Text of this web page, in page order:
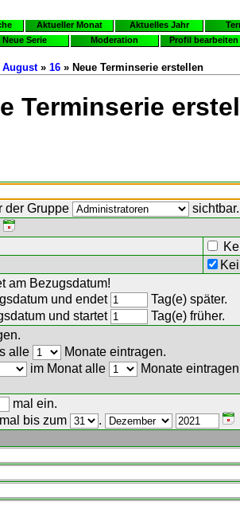
Aktueller Monat Aktuelles Jahr
Neue Serie Moderation Profil bearbeiten
August» 16 » Neue Terminserie erstellen
Terminserie
der Gruppe
am Bezugsdatum!
und endet
Tag(e) später.
und startet
Tag(e) früher.
alle
Monate eintragen.
im Monat alle
Monate
mal ein.
bis zum
.